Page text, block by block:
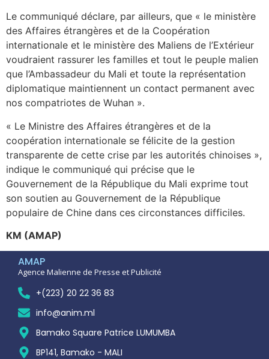
Le communiqué déclare, par ailleurs, que « le ministère
des Affaires étrangères et de la Coopération
internationale et le ministère des Maliens de l’Extérieur
voudraient rassurer les familles et tout le peuple malien
que l’Ambassadeur du Mali et toute la représentation
diplomatique maintiennent un contact permanent avec
nos compatriotes de Wuhan ».
« Le Ministre des Affaires étrangères et de la
coopération internationale se félicite de la gestion
transparente de cette crise par les autorités chinoises »,
indique le communiqué qui précise que le
Gouvernement de la République du Mali exprime tout
son soutien au Gouvernement de la République
populaire de Chine dans ces circonstances difficiles.
KM (AMAP)
AMAP
Agence Malienne de Presse et Publicité
+(223) 20 22 36 83
info@anim.ml
Bamako Square Patrice LUMUMBA
BP141, Bamako - MALI